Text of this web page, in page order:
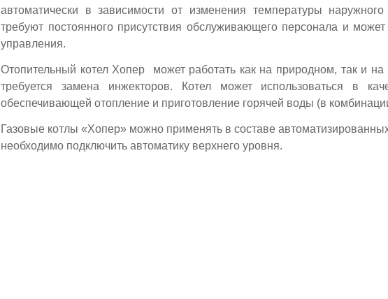
автоматически в зависимости от изменения температуры
требуют постоянного присутствия обслуживающего персонала и
управления.
Отопительный котел Хопер может работать как на природном, так и
требуется замена инжекторов. Котел может использоваться в
обеспечивающей отопление и приготовление горячей воды (в
Газовые котлы «Хопер» можно применять в составе
необходимо подключить автоматику верхнего уровня.